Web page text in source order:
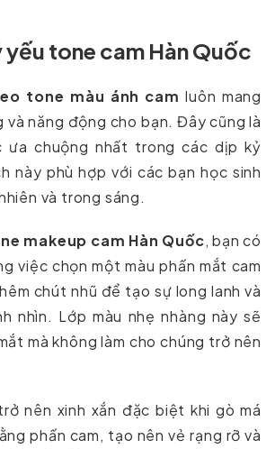
yếu tone cam Hàn Quốc
tone màu ánh cam luôn mang
năng động cho bạn. Đây cũng là
ưa chuộng nhất trong các dịp kỷ
này phù hợp với các bạn học sinh
và trong sáng.
makeup cam Hàn Quốc, bạn có
việc chọn một màu phấn mắt cam
chút nhũ để tạo sự long lanh và
nhìn. Lớp màu nhẹ nhàng này sẽ
mà không làm cho chúng trở nên
nên xinh xắn đặc biệt khi gò má
phấn cam, tạo nên vẻ rạng rỡ và